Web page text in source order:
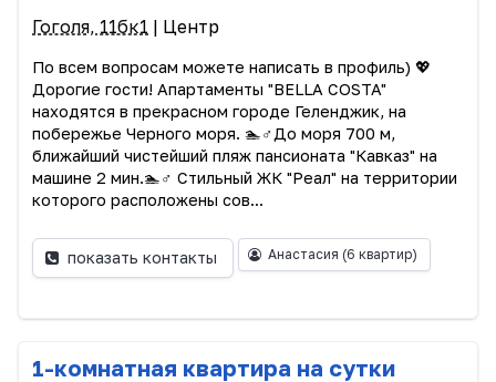
Гоголя, 11бк1 | Центр
По всем вопросам можете написать в профиль) 💖
Дорогие гости! Апартаменты "BELLA COSTA"
находятся в прекрасном городе Геленджик, на
побережье Черного моря. 🏊♂️До моря 700 м,
ближайший чистейший пляж пансионата "Кавказ" на
машине 2 мин.🏊♂️ Стильный ЖК "Реал" на территории
которого расположены сов...
показать контакты Анастасия (6 квартир)
1-комнатная квартира на сутки